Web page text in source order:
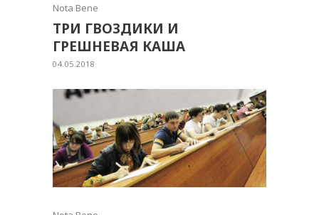
Nota Bene
ТРИ ГВОЗДИКИ И
ГРЕШНЕВАЯ КАША
04.05.2018